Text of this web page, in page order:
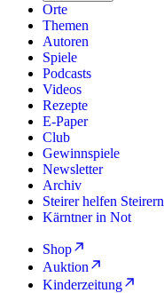
Orte
Themen
Autoren
Spiele
Podcasts
Videos
Rezepte
E-Paper
Club
Gewinnspiele
Newsletter
Archiv
Steirer helfen Steirern
Kärntner in Not
Shop
Auktion
Kinderzeitung